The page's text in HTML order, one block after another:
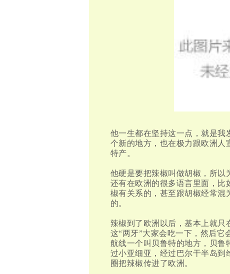
他一生都在坚持这一点，就是我
个新的地方，也在极力跟欧洲人
特产。
他硬是要把辣椒叫做胡椒，所以
还有在欧洲的很多语言里面，比
椒有关系的，甚至跟胡椒经常混
的。
辣椒到了欧洲以后，基本上就只
这“两牙”大家会吃一下，然后
航线一个叫贝鲁特的地方，贝鲁
过小亚细亚，经过巴尔干半岛到
圈把辣椒传进了欧洲。